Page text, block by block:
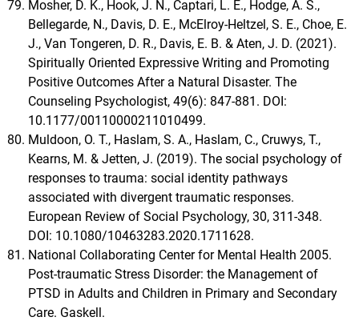
Mosher, D. K., Hook, J. N., Captari, L. E., Hodge, A. S.,
Bellegarde, N., Davis, D. E., McElroy-Heltzel, S. E., Choe, E.
J., Van Tongeren, D. R., Davis, E. B. & Aten, J. D. (2021).
Spiritually Oriented Expressive Writing and Promoting
Positive Outcomes After a Natural Disaster. The
Counseling Psychologist, 49(6): 847-881. DOI:
10.1177/00110000211010499.
Muldoon, O. T., Haslam, S. A., Haslam, C., Cruwys, T.,
Kearns, M. & Jetten, J. (2019). The social psychology of
responses to trauma: social identity pathways
associated with divergent traumatic responses.
European Review of Social Psychology, 30, 311-348.
DOI: 10.1080/10463283.2020.1711628.
National Collaborating Center for Mental Health 2005.
Post-traumatic Stress Disorder: the Management of
PTSD in Adults and Children in Primary and Secondary
Care. Gaskell.